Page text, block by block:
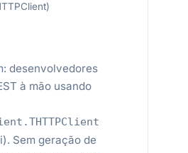
desenvolvedores
à mão usando
Sem geração de